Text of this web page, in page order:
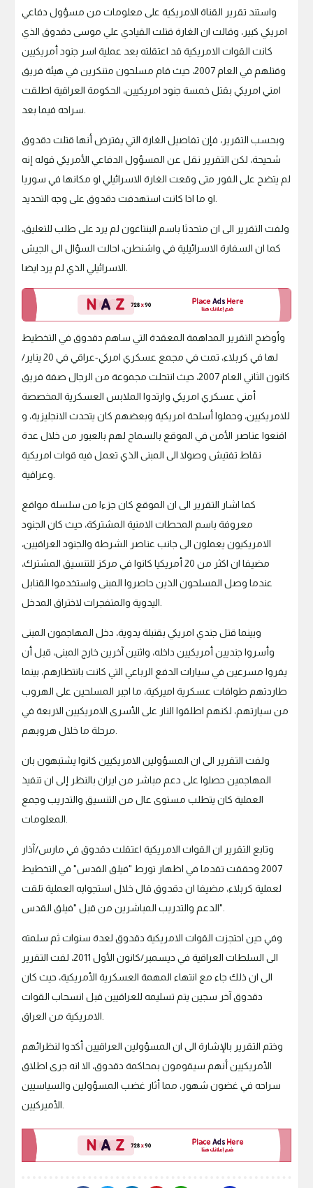
واستند تقرير القناة الامريكية على معلومات من مسؤول دفاعي
امريكي كبير، وقالت ان الغارة قتلت القيادي علي موسى دقدوق الذي
كانت القوات الامريكية قد اعتقلته بعد عملية اسر جنود أمريكيين
وقتلهم في العام 2007، حيث قام مسلحون متنكرين في هيئة فريق
امني امريكي بقتل خمسة جنود امريكيين، الحكومة العراقية اطلقت
سراحه فيما بعد.
وبحسب التقرير، فإن تفاصيل الغارة التي يفترض أنها قتلت دقدوق
شحيحة، لكن التقرير نقل عن المسؤول الدفاعي الأمريكي قوله إنه
لم يتضح على الفور متى وقعت الغارة الاسرائيلي او مكانها في سوريا
او ما اذا كانت استهدفت دقدوق على وجه التحديد.
ولفت التقرير الى ان متحدثا باسم البنتاغون لم يرد على طلب للتعليق،
كما ان السفارة الاسرائيلية في واشنطن، احالت السؤال الى الجيش
الاسرائيلي الذي لم يرد ايضا.
وأوضح التقرير المداهمة المعقدة التي ساهم دقدوق في التخطيط
لها في كربلاء، تمت في مجمع عسكري امركي-عراقي في 20 يناير/
كانون الثاني العام 2007، حيث انتحلت مجموعة من الرجال صفة فريق
أمني عسكري امريكي وارتدوا الملابس العسكرية المخصصة
للامريكيين، وحملوا أسلحة امريكية وبعضهم كان يتحدث الانجليزية، و
اقنعوا عناصر الأمن في الموقع بالسماح لهم بالعبور من خلال عدة
نقاط تفتيش وصولا الى المبنى الذي تعمل فيه قوات امريكية
كما اشار التقرير الى ان الموقع كان جزءا من سلسلة مواقع
معروفة باسم المحطات الامنية المشتركة، حيث كان الجنود
الامريكيون يعملون الى جانب عناصر الشرطة والجنود العراقيين،
مضيفا ان اكثر من 20 أمريكيا كانوا في مركز للتنسيق المشترك،
عندما وصل المسلحون الذين حاصروا المبنى واستخدموا القنابل
وبينما قتل جندي امريكي بقنبلة يدوية، دخل المهاجمون المبنى
وأسروا جنديين أمريكيين داخله، واثنين آخرين خارج المبنى، قبل أن
يفروا مسرعين في سيارات الدفع الرباعي التي كانت بانتظارهم، بينما
طاردتهم طوافات عسكرية اميركية، ما اجبر المسلحين على الهروب
من سيارتهم، لكنهم اطلقوا النار على الأسرى الامريكيين الاربعة في
ولفت التقرير الى ان المسؤولين الامريكيين كانوا يشتبهون بان
المهاجمين حصلوا على دعم مباشر من ايران بالنظر إلى ان تنفيذ
العملية كان يتطلب مستوى عال من التنسيق والتدريب وجمع
وتابع التقرير ان القوات الامريكية اعتقلت دقدوق في مارس/آذار
2007 وحققت تقدما في اظهار تورط "فيلق القدس" في التخطيط
لعملية كربلاء، مضيفا ان دقدوق قال خلال استجوابه العملية تلقت
الدعم والتدريب المباشرين من قبل "فيلق القدس".
وفي حين احتجزت القوات الامريكية دقدوق لعدة سنوات ثم سلمته
الى السلطات العراقية في ديسمبر/كانون الأول 2011، لفت التقرير
الى ان ذلك جاء مع انتهاء المهمة العسكرية الأمريكية، حيث كان
دقدوق آخر سجين يتم تسليمه للعراقيين قبل انسحاب القوات
وختم التقرير بالإشارة الى ان المسؤولين العراقيين أكدوا لنظرائهم
الأمريكيين أنهم سيقومون بمحاكمة دقدوق، الا انه جرى اطلاق
سراحه في غضون شهور، مما أثار غضب المسؤولين والسياسيين